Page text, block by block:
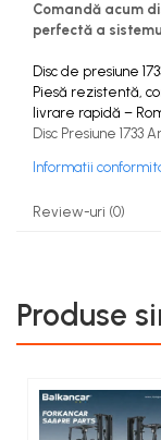
Comandă acum
perfectă a
Disc de presiune
Piesă rezistentă,
livrare rapidă –
Disc Presiune 1733
Informatii
Review-uri (0)
Produse